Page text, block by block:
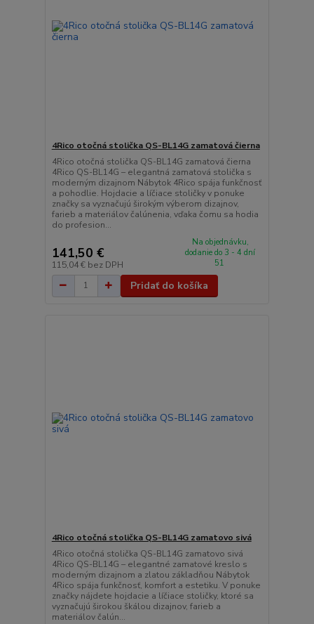
4Rico otočná stolička QS-BL14G zamatová čierna
4Rico otočná stolička QS-BL14G zamatová čierna
4Rico QS-BL14G – elegantná zamatová stolička s
moderným dizajnom Nábytok 4Rico spája funkčnosť
a pohodlie. Hojdacie a líčiace stoličky v ponuke
značky sa vyznačujú širokým výberom dizajnov,
farieb a materiálov čalúnenia, vďaka čomu sa hodia
do profesion...
141,50 €
115,04 € bez DPH
Na objednávku,
dodanie do 3 - 4 dní
51
Pridať do košíka
4Rico otočná stolička QS-BL14G zamatovo sivá
4Rico otočná stolička QS-BL14G zamatovo sivá
4Rico QS-BL14G – elegantné zamatové kreslo s
moderným dizajnom a zlatou základňou Nábytok
4Rico spája funkčnosť, komfort a estetiku. V ponuke
značky nájdete hojdacie a líčiace stoličky, ktoré sa
vyznačujú širokou škálou dizajnov, farieb a
materiálov čalún...